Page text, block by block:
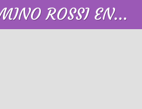
FANCLUB SEMINO ROSSI EN FRANCE